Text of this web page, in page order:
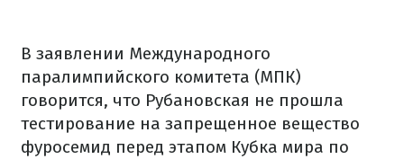
В заявлении Международного
паралимпийского комитета (МПК)
говорится, что Рубановская не прошла
тестирование на запрещенное вещество
фуросемид перед этапом Кубка мира по